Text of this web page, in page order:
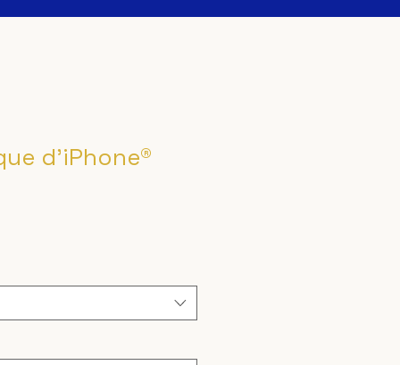
d'iPhone®